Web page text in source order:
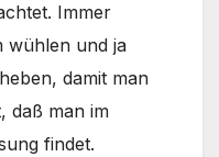
Immer
wühlen und ja
damit man
daß man im
findet.